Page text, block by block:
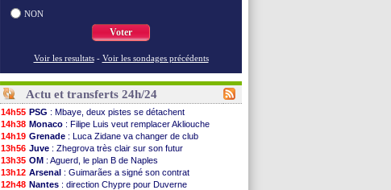
NON
Voter
Voir les resultats - Voir les sondages précédents
Actu et transferts 24h/24
14h55 PSG : Mbaye, deux pistes se détachent
14h38 Monaco : Filipe Luis veut remplacer Akliouche
14h19 Grenade : Luca Zidane va changer de club
13h56 Juve : Zhegrova très clair sur son futur
13h35 OM : Aguerd, le plan B de Naples
13h12 Arsenal : Guimarães a signé son contrat
12h48 Nantes : direction Chypre pour Duverne